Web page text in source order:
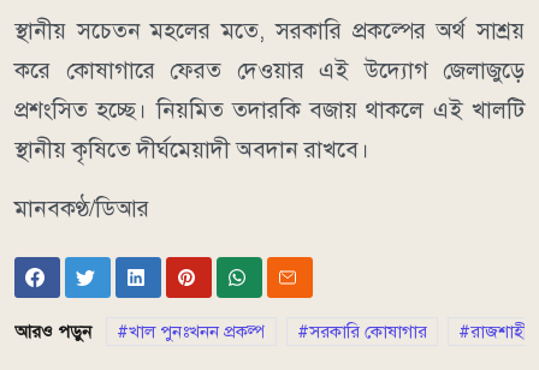
স্থানীয় সচেতন মহলের মতে, সরকারি প্রকল্পের অর্থ সাশ্রয়
করে কোষাগারে ফেরত দেওয়ার এই উদ্যোগ জেলাজুড়ে
প্রশংসিত হচ্ছে। নিয়মিত তদারকি বজায় থাকলে এই খালটি
স্থানীয় কৃষিতে দীর্ঘমেয়াদী অবদান রাখবে।
মানবকণ্ঠ/ডিআর
আরও পড়ুন খাল পুনঃখনন প্রকল্প সরকারি কোষাগার রাজশাহী